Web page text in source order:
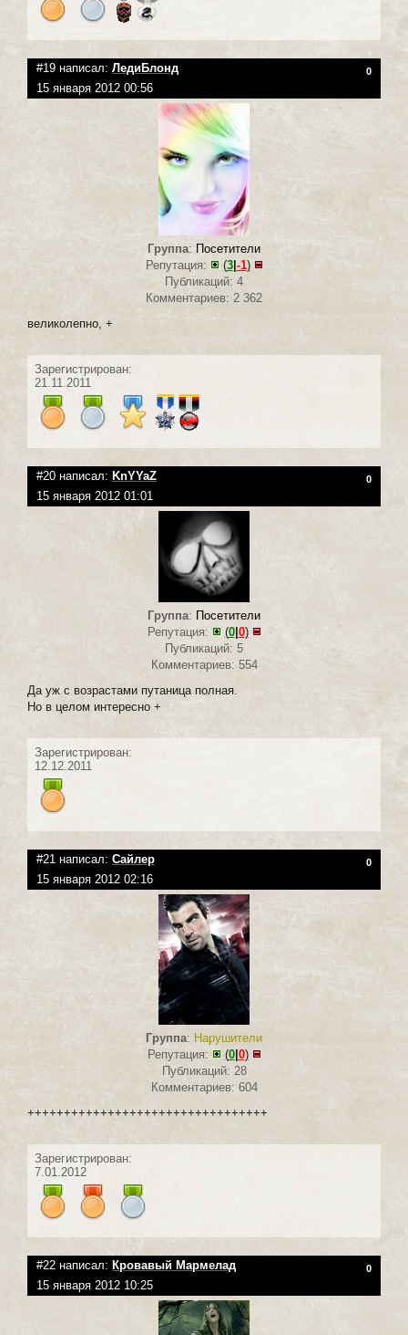
#19 написал: ЛедиБлонд 0
15 января 2012 00:56
Группа: Посетители
Репутация:
(3| -1)
Публикаций: 4
Комментариев: 2 362
великолепно, +
Зарегистрирован:
21.11.2011
#20 написал: KnYYaZ 0
15 января 2012 01:01
Группа: Посетители
Репутация:
(0| 0)
Публикаций: 5
Комментариев: 554
Да уж с возрастами путаница полная.
Но в целом интересно +
Зарегистрирован:
12.12.2011
#21 написал: Сайлер 0
15 января 2012 02:16
Группа: Нарушители
Репутация:
(0| 0)
Публикаций: 28
Комментариев: 604
+++++++++++++++++++++++++++++++++
Зарегистрирован:
7.01.2012
#22 написал: Кровавый Мармелад 0
15 января 2012 10:25